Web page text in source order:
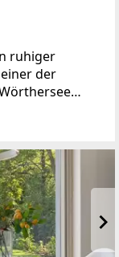
ruhiger
der
Lage